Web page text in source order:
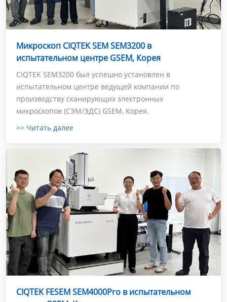
Микроскоп CIQTEK SEM SEM3200 в
испытательном центре GSEM, Корея
CIQTEK SEM3200 был успешно установлен в
испытательном центре ведущей компании по
производству сканирующих электронных
микроскопов (СЭМ/ЭДС) GSEM, Корея.
>> Читать далее
CIQTEK FESEM SEM4000Pro в испытательном